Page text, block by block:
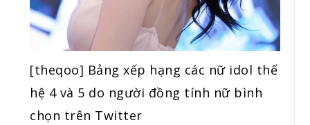
[theqoo] Bảng xếp hạng các nữ idol thế
hệ 4 và 5 do người đồng tính nữ bình
chọn trên Twitter